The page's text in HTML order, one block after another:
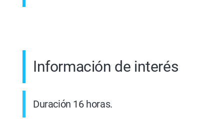
Información de interés
Duración 16 horas.